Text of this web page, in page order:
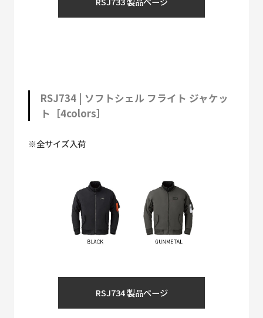
RSJ734 | ソフトシェル フライト ジャケッ
ト［4colors］
※全サイズ入荷
RSJ734 製品ページ